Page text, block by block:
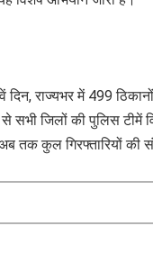
राज्यभर में 499
जिलों की पुलिस टीमें
तक कुल गिरफ्तारियों की